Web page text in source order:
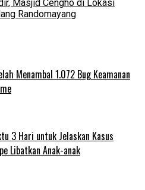
Masjid Cengho di Lokasi
Randomayang
Menambal 1.072 Bug Keamanan
3 Hari untuk Jelaskan Kasus
Libatkan Anak-anak